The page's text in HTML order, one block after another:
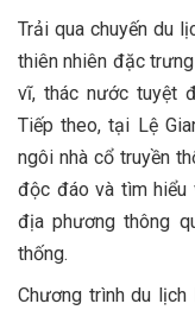
Trải qua chuyến du
thiên nhiên đặc
vĩ, thác nước tuyệt
Tiếp theo, tại Lệ
ngôi nhà cổ truyền
độc đáo và tìm hiểu
địa phương thông
thống.
Chương trình du lịch